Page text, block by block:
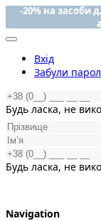
-20% на засоби
Вхід
Забули
Будь ласка, не
Будь ласка, не
Navigation